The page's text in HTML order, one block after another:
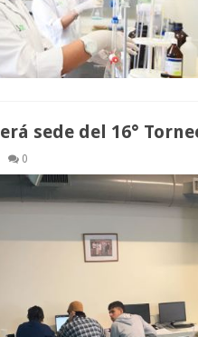
sede del 16°
0